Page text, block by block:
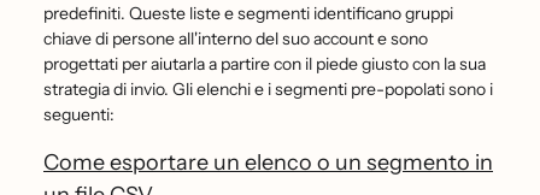
predefiniti. Queste liste e segmenti identificano gruppi
chiave di persone all'interno del suo account e sono
progettati per aiutarla a partire con il piede giusto con la sua
strategia di invio. Gli elenchi e i segmenti pre-popolati sono i
seguenti:
Come esportare un elenco o un segmento in